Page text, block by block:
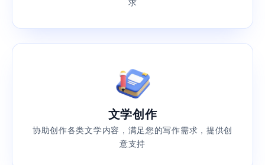
求
文学创作
协助创作各类文学内容，满足您的写作需求，提供创
意支持